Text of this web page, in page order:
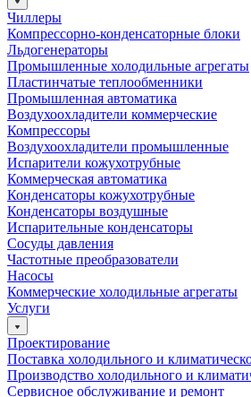
Чиллеры
Компрессорно-конденсаторные блоки
Льдогенераторы
Промышленные холодильные агрегаты
Пластинчатые теплообменники
Промышленная автоматика
Воздухоохладители коммерческие
Компрессоры
Воздухоохладители промышленные
Испарители кожухотрубные
Коммерческая автоматика
Конденсаторы кожухотрубные
Конденсаторы воздушные
Испарительные конденсаторы
Сосуды давления
Частотные преобразователи
Насосы
Коммерческие холодильные агрегаты
Услуги
Проектирование
Поставка холодильного и
Производство холодильного и
Сервисное обслуживание и ремонт